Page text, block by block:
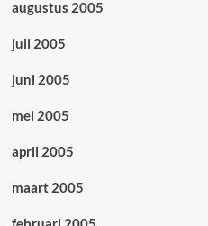
augustus 2005
juli 2005
juni 2005
mei 2005
april 2005
maart 2005